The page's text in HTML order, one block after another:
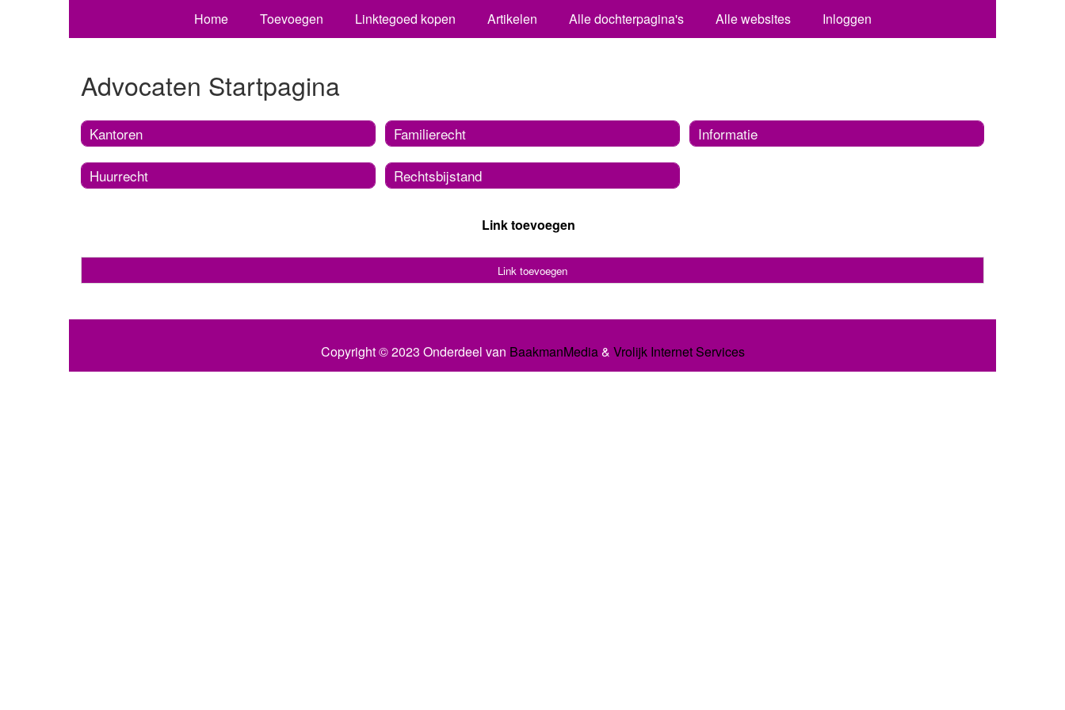
Home Toevoegen Linktegoed kopen Artikelen Alle dochterpagina's Alle websites Inloggen
Advocaten Startpagina
Kantoren
Huurrecht
Familierecht
Rechtsbijstand
Informatie
Link toevoegen
Link toevoegen
Copyright © 2023 Onderdeel van BaakmanMedia& Vrolijk Internet Services